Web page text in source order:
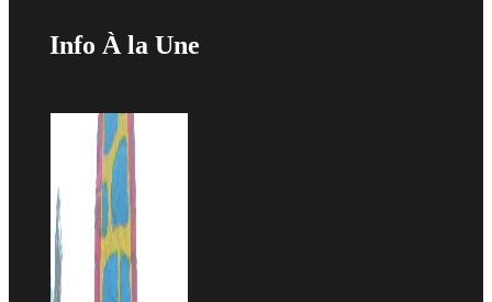
Info À la Une